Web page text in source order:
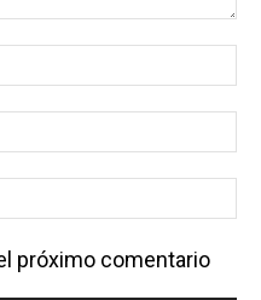
próximo comentario